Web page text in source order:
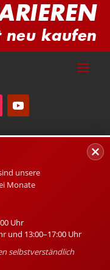
neu kaufen
unsere
Monate
Uhr
und 13:00–17:00 Uhr
selbstverständlich